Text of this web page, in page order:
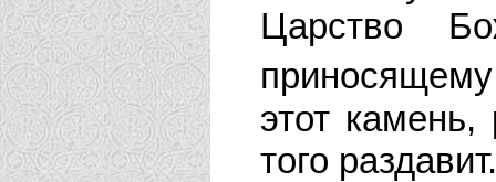
Царство
этот камень,
того раздавит.